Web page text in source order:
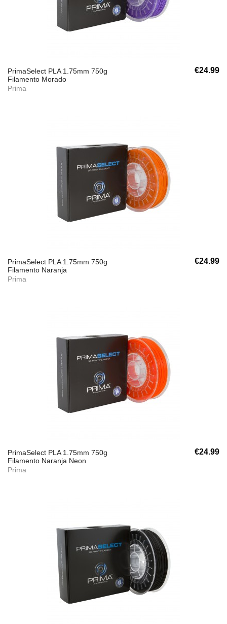
PrimaSelect PLA 1.75mm 750g
Filamento Morado
Prima
€24.99
PrimaSelect PLA 1.75mm 750g
Filamento Naranja
Prima
€24.99
PrimaSelect PLA 1.75mm 750g
Filamento Naranja Neon
Prima
€24.99